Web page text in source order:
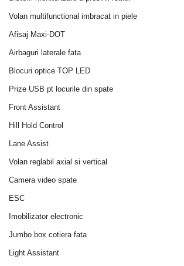
Volan multifunctional imbracat in piele
Afisaj Maxi-DOT
Airbaguri laterale fata
Blocuri optice TOP LED
Prize USB pt locurile din spate
Front Assistant
Hill Hold Control
Lane Assist
Volan reglabil axial si vertical
Camera video spate
ESC
Imobilizator electronic
Jumbo box cotiera fata
Light Assistant